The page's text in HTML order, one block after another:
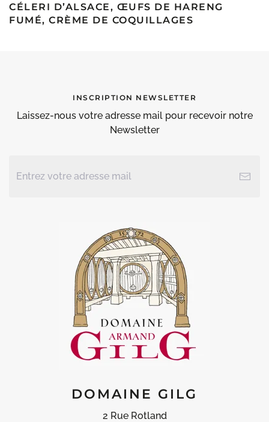
CÉLERI D’ALSACE, ŒUFS DE HARENG
FUMÉ, CRÈME DE COQUILLAGES
INSCRIPTION NEWSLETTER
Laissez-nous votre adresse mail pour recevoir notre
Newsletter
DOMAINE GILG
2 Rue Rotland